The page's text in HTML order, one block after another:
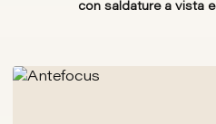
con saldature a vista